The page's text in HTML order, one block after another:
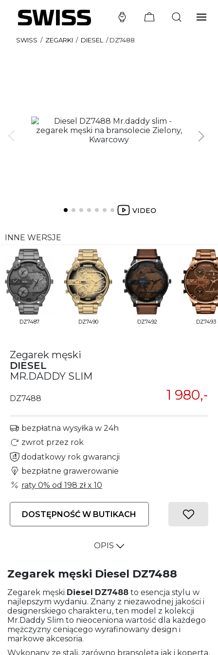
SWISS / ZEGARKI / DIESEL /DZ7488
INNE WERSJE
DZ7487 DZ7490 DZ7492 DZ7493
Zegarek męski
DIESEL
MR.DADDY SLIM
DZ7488 1 980,-
bezpłatna wysyłka w 24h
zwrot przez rok
dodatkowy rok gwarancji
bezpłatne grawerowanie
raty 0% od 198 złx 10
DOSTĘPNOŚĆ W BUTIKACH
OPIS
Zegarek męski Diesel DZ7488
Zegarek męski Diesel DZ7488 to esencja stylu w
najlepszym wydaniu. Znany z niezawodnej jakości i
designerskiego charakteru, ten model z kolekcji
Mr.Daddy Slim to nieoceniona wartość dla każdego
mężczyzny ceniącego wyrafinowany design i
markowe akcesoria.
Wykonany ze stali, zarówno bransoleta jak i koperta,